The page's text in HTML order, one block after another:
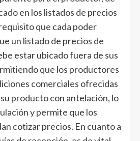
en los listados de precios
que cada poder
un listado de precios de
estar ubicado fuera de sus
que los productores
comerciales ofrecidas
producto con antelación, lo
y permite que los
cotizar precios. En cuanto a